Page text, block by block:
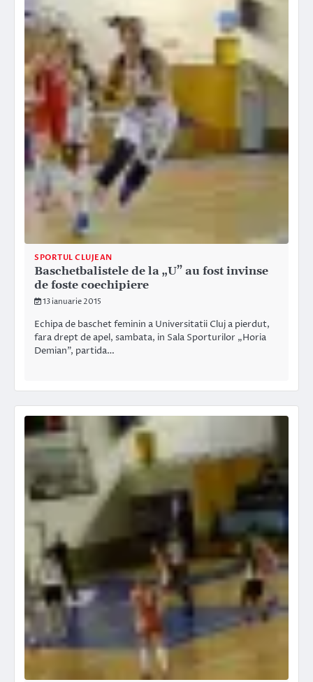
SPORTUL CLUJEAN
Baschetbalistele de la „U” au fost invinse
de foste coechipiere
13 ianuarie 2015
Echipa de baschet feminin a Universitatii Cluj a pierdut,
fara drept de apel, sambata, in Sala Sporturilor „Horia
Demian”, partida…